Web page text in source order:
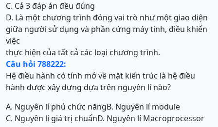
C. Cả 3 đáp án đều đúng
D. Là một chương trình đóng vai trò như một giao diện
giữa người sử dụng và phần cứng máy tính, điều khiển
việc
thực hiện của tất cả các loại chương trình.
Câu hỏi 788222:
Hệ điều hành có tính mở về mặt kiến trúc là hệ điều
hành được xây dựng dựa trên nguyên lí nào?
A. Nguyên lí phủ chức năngB. Nguyên lí module
C. Nguyên lí giá trị chuẩnD. Nguyên lí Macroprocessor